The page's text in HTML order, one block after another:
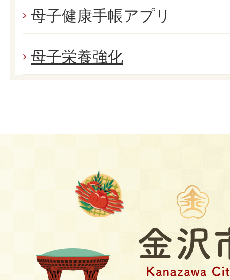
母子健康手帳アプリ
母子栄養強化